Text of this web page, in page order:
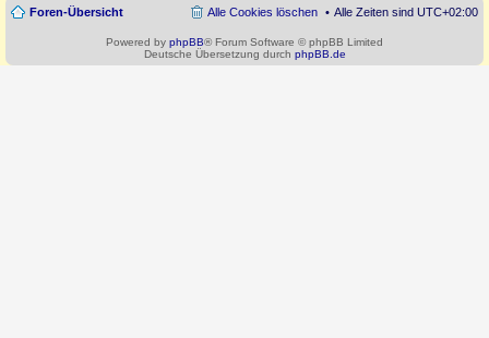
Foren-Übersicht Alle Zeiten sind UTC+02:00
Alle Cookies löschen
Powered by phpBB® Forum Software © phpBB Limited
Deutsche Übersetzung durch phpBB.de